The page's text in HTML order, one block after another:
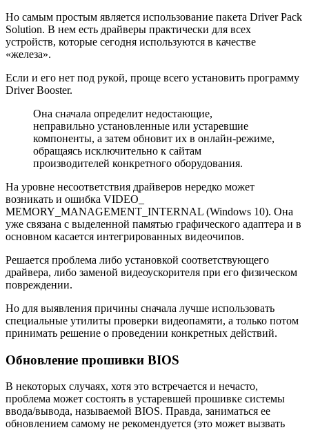
Но самым простым является использование пакета Driver Pack
Solution. В нем есть драйверы практически для всех
устройств, которые сегодня используются в качестве
«железа».
Если и его нет под рукой, проще всего установить программу
Driver Booster.
Она сначала определит недостающие,
неправильно установленные или устаревшие
компоненты, а затем обновит их в онлайн-режиме,
обращаясь исключительно к сайтам
производителей конкретного оборудования.
На уровне несоответствия драйверов нередко может
возникать и ошибка VIDEO_
MEMORY_MANAGEMENT_INTERNAL (Windows 10). Она
уже связана с выделенной памятью графического адаптера и в
основном касается интегрированных видеочипов.
Решается проблема либо установкой соответствующего
драйвера, либо заменой видеоускорителя при его физическом
повреждении.
Но для выявления причины сначала лучше использовать
специальные утилиты проверки видеопамяти, а только потом
принимать решение о проведении конкретных действий.
Обновление прошивки BIOS
В некоторых случаях, хотя это встречается и нечасто,
проблема может состоять в устаревшей прошивке системы
ввода/вывода, называемой BIOS. Правда, заниматься ее
обновлением самому не рекомендуется (это может вызвать